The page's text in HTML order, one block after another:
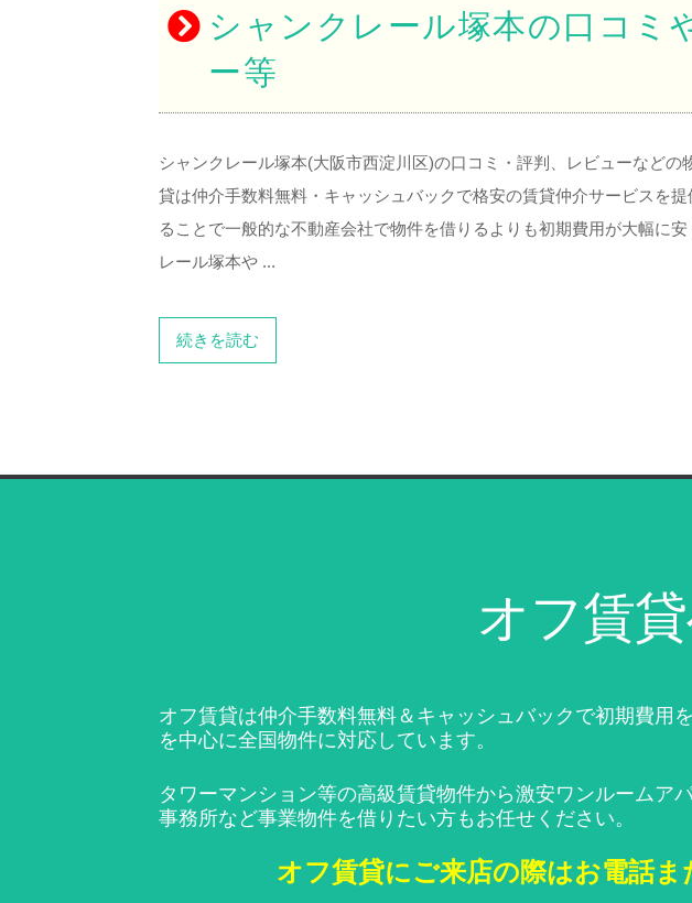
シャンクレール塚本の口コミ
ー等
シャンクレール塚本(大阪市西淀川区)の口コミ・評判、レビューなどの
貸は仲介手数料無料・キャッシュバックで格安の賃貸仲介サービスを
ることで一般的な不動産会社で物件を借りるよりも初期費用が大幅に
レール塚本や ...
続きを読む
オフ賃
オフ賃貸は仲介手数料無料＆キャッシュバックで初期費用
を中心に全国物件に対応しています。
タワーマンション等の高級賃貸物件から激安ワンルームア
事務所など事業物件を借りたい方もお任せください。
オフ賃貸にご来店の際はお電話